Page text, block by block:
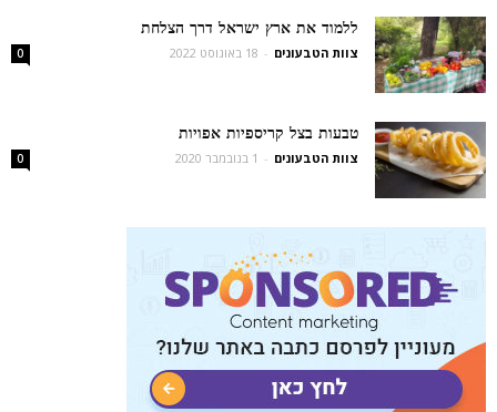
ללמוד את ארץ ישראל דרך הצלחת
צוות הטבעונים - 18 באוגוסט 2022 0
טבעות בצל קריספיות אפויות
צוות הטבעונים - 1 בנובמבר 2020 0